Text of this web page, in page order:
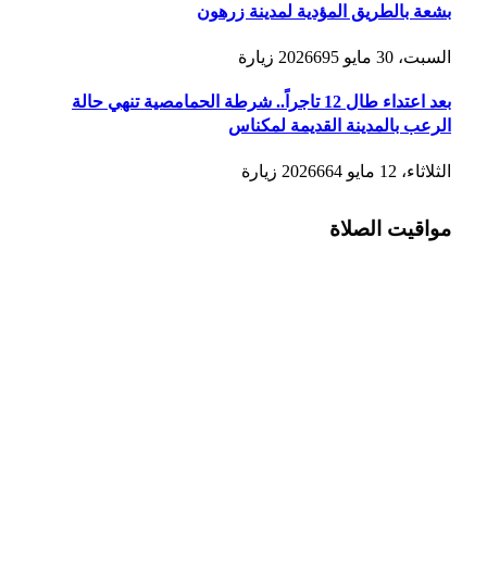
بشعة بالطريق المؤدية لمدينة زرهون
السبت، 30 مايو 2026 695 زيارة
بعد اعتداء طال 12 تاجراً.. شرطة الحمامصية تنهي حالة
الرعب بالمدينة القديمة لمكناس
الثلاثاء، 12 مايو 2026 664 زيارة
مواقيت الصلاة